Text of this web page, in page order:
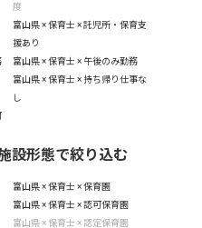
度
富山県 × 保育士 × 託児所・保育支
援あり
富山県 × 保育士 × 午後のみ勤務
富山県 × 保育士 × 持ち帰り仕事な
し
設形態で絞り込む
富山県 × 保育士 × 保育園
富山県 × 保育士 × 認可保育園
富山県 × 保育士 × 認定保育園